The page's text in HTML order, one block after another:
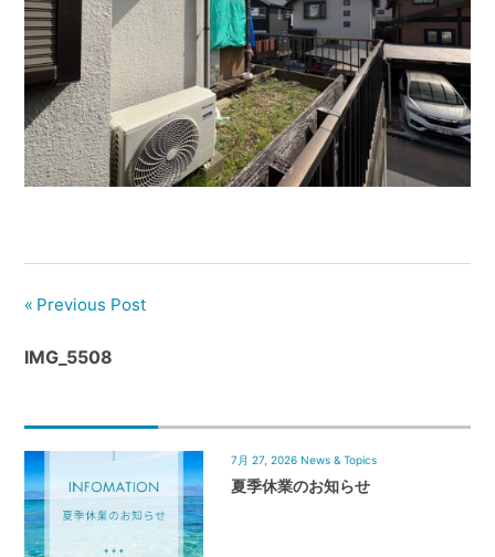
却・
賃
貸・
管
理
｜
密
着
HOUSE
Previous Post
IMG_5508
7月 27, 2026 News & Topics
夏季休業のお知らせ